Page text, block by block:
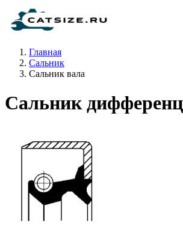
Главная
Сальник
Сальник вала
Сальник